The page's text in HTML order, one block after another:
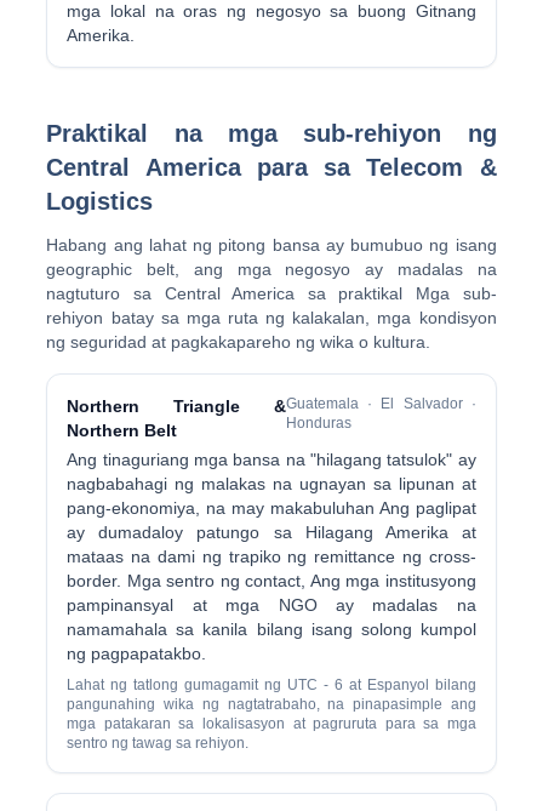
mga lokal na oras ng negosyo sa buong Gitnang
Amerika.
Praktikal na mga sub-rehiyon ng
Central America para sa Telecom &
Logistics
Habang ang lahat ng pitong bansa ay bumubuo ng isang
geographic belt, ang mga negosyo ay madalas na
nagtuturo sa Central America sa praktikal Mga sub-
rehiyon batay sa mga ruta ng kalakalan, mga kondisyon
ng seguridad at pagkakapareho ng wika o kultura.
Northern Triangle &
Northern Belt
Guatemala · El Salvador ·
Honduras
Ang tinaguriang mga bansa na "hilagang tatsulok" ay
nagbabahagi ng malakas na ugnayan sa lipunan at
pang-ekonomiya, na may makabuluhan Ang paglipat
ay dumadaloy patungo sa Hilagang Amerika at
mataas na dami ng trapiko ng remittance ng cross-
border. Mga sentro ng contact, Ang mga institusyong
pampinansyal at mga NGO ay madalas na
namamahala sa kanila bilang isang solong kumpol
ng pagpapatakbo.
Lahat ng tatlong gumagamit ng UTC - 6 at Espanyol bilang
pangunahing wika ng nagtatrabaho, na pinapasimple ang
mga patakaran sa lokalisasyon at pagruruta para sa mga
sentro ng tawag sa rehiyon.